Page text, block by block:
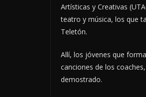
Artísticas y Creativas
teatro y música, los que
Teletón.
Allí, los jóvenes que
canciones de los
demostrado.